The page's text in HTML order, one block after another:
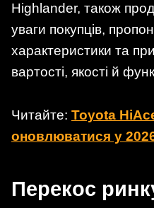
Highlander, також
уваги покупців,
характеристики та
вартості, якості й
Читайте: Toyota
оновлюватися у
Перекос